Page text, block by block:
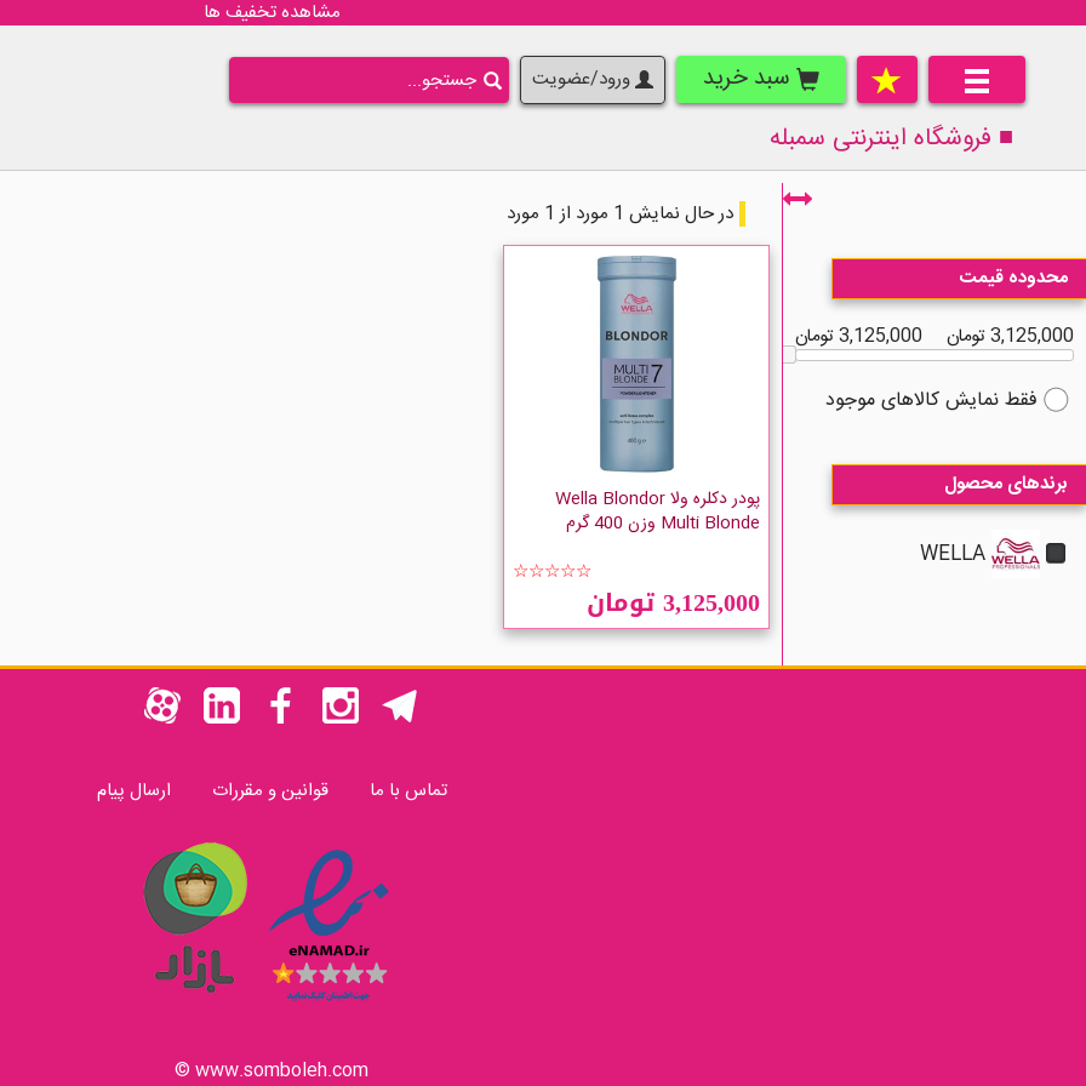
مشاهده تخفیف ها
سبد خرید ورود/عضویت
■ فروشگاه اینترنتی سمبله
محدوده قیمت
3,125,000 تومان
3,125,000 تومان
فقط نمایش کالاهای موجود
برندهای محصول
WELLA
در حال نمایش 1 مورد از 1 مورد
پودر دکلره ولا Wella Blondor
Multi Blonde وزن 400 گرم
☆☆☆☆☆
3,125,000 تومان
تماس با ما قوانین و مقررات ارسال پیام
www.somboleh.com ©